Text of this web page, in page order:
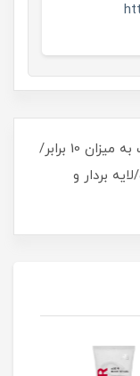
افزایش نرخ تبادلات سلولی سطح پوست به میزان 10 برابر/
بردار و